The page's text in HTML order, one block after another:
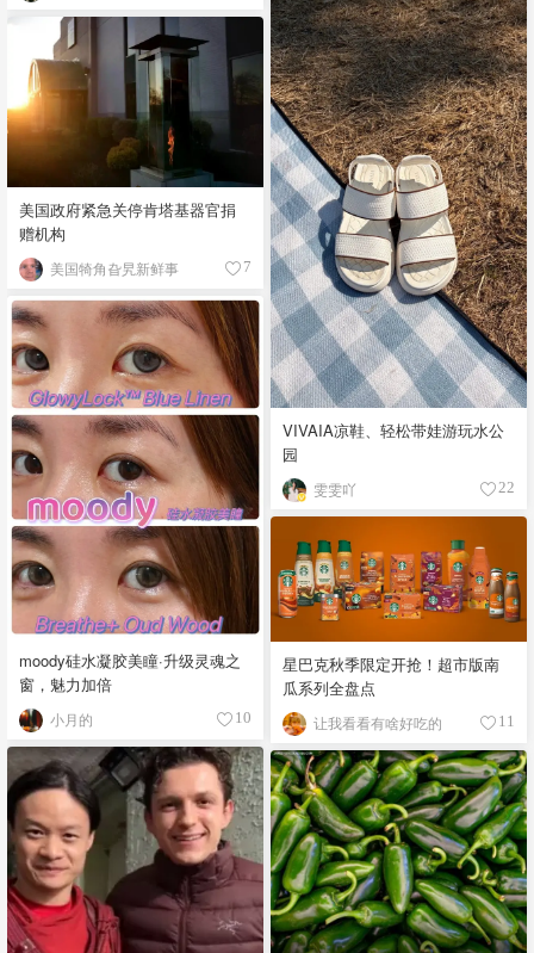
VIVAIA凉鞋、轻松带娃游玩水公
园
雯雯吖 22
美国政府紧急关停肯塔基器官捐
赠机构
美国犄角旮旯新鲜事 7
moody硅水凝胶美瞳·升级灵魂之
窗，魅力加倍
小月的 10
星巴克秋季限定开抢！超市版南
瓜系列全盘点
让我看看有啥好吃的 11